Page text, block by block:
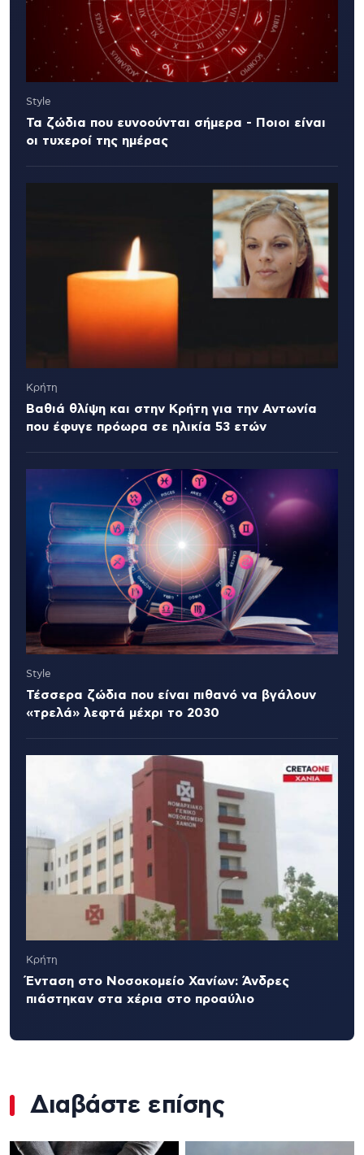
Style
Τα ζώδια που ευνοούνται σήμερα - Ποιοι είναι
οι τυχεροί της ημέρας
Κρήτη
Βαθιά θλίψη και στην Κρήτη για την Αντωνία
που έφυγε πρόωρα σε ηλικία 53 ετών
Style
Τέσσερα ζώδια που είναι πιθανό να βγάλουν
«τρελά» λεφτά μέχρι το 2030
Κρήτη
Ένταση στο Νοσοκομείο Χανίων: Άνδρες
πιάστηκαν στα χέρια στο προαύλιο
Διαβάστε επίσης